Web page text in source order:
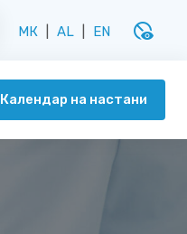
МК AL EN disabled_visible
Календар на настани